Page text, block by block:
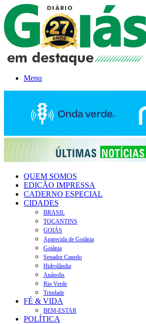
Menu
QUEM SOMOS
EDIÇÃO IMPRESSA
CADERNO ESPECIAL
CIDADES
BRASIL
TOCANTINS
GOIÁS
Aparecida de Goiânia
Goiânia
Senador Canedo
Hidrolândia
Anápolis
Rio Verde
Trindade
FÉ & VIDA
BEM-ESTAR
POLÍTICA